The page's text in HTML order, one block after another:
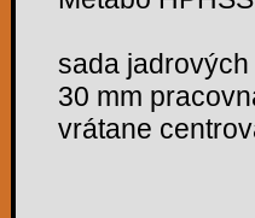
sada
30 mm
vrátane